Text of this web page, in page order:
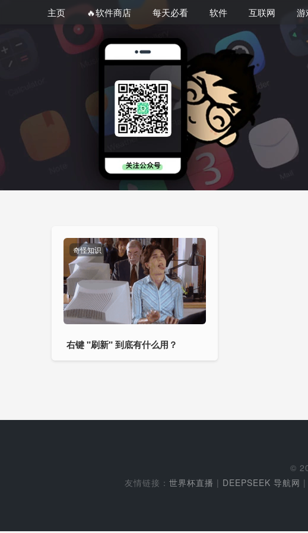
主页 🔥软件商店 每天必看 软件 互联网 游
奇怪知识
右键 "刷新" 到底有什么用？
©
友情链接： 世界杯直播 | DEEPSEEK 导航网 |